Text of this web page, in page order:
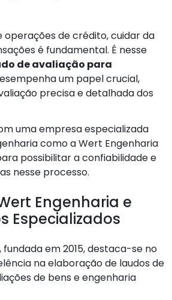
operações de crédito, cuidar da
é fundamental. É nesse
de avaliação para
um papel crucial,
precisa e detalhada dos
uma empresa especializada
como a Wert Engenharia
possibilitar a confiabilidade e
nesse processo.
Engenharia e
Especializados
fundada em 2015, destaca-se no
na elaboração de laudos de
de bens e engenharia